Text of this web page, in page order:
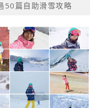
50篇自助滑雪攻略